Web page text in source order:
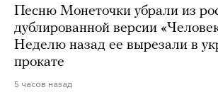
Песню Монеточки убрали из
дублированной версии
Неделю назад ее вырезали в
прокате
5 часов назад